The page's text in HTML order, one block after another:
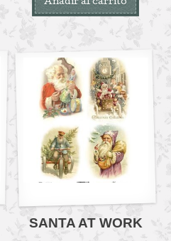
Añadir al carrito
SANTA AT WORK